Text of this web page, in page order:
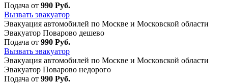
Подача от 990 Руб.
Вызвать эвакуатор
Эвакуация автомобилей по Москве и Московской области
Эвакуатор Поварово дешево
Подача от 990 Руб.
Вызвать эвакуатор
Эвакуация автомобилей по Москве и Московской области
Эвакуатор Поварово недорого
Подача от 990 Руб.